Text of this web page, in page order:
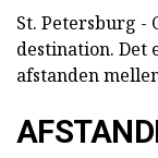
St. Petersburg -
destination. Det
afstanden